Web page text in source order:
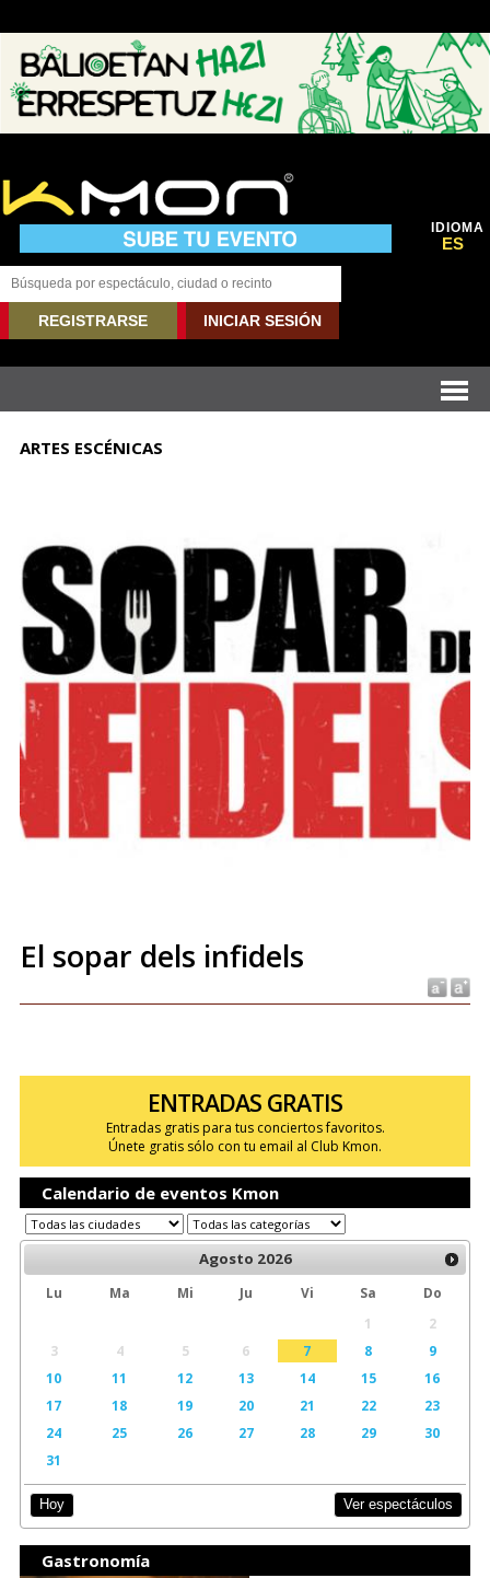
IDIOMA
ES
REGISTRARSE INICIAR SESIÓN
ARTES ESCÉNICAS
El sopar dels infidels
ENTRADAS GRATIS
Entradas gratis para tus conciertos favoritos.
Únete gratis sólo con tu email al Club Kmon.
Calendario de eventos Kmon
Agosto 2026
Lu Ma Mi Ju Vi Sa
Do
1
2
3
4 5 6 7 8
9
10
11 12 13 14 15
16
17
18 19 20 21 22
23
24
25 26 27 28 29
30
31
Hoy Ver espectáculos
Gastronomía